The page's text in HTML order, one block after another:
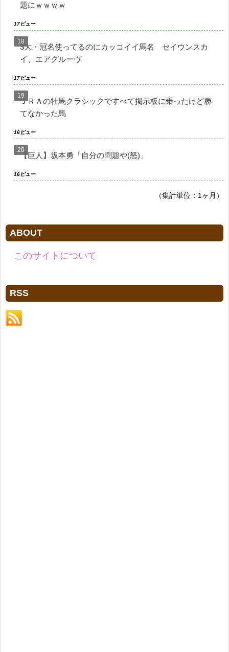
題にｗｗｗｗ
17ビュー
3大・冠名使ってるのにカッコイイ馬名 セイウンスカ
イ、エアグルーヴ
17ビュー
ＪＲＡの牡馬クラシックですべて掲示板に乗ったけど勝
てなかった馬
16ビュー
【巨人】坂本勇「自分の問題や(怒)」
16ビュー
（集計単位：1ヶ月）
ABOUT
このサイトについて
RSS